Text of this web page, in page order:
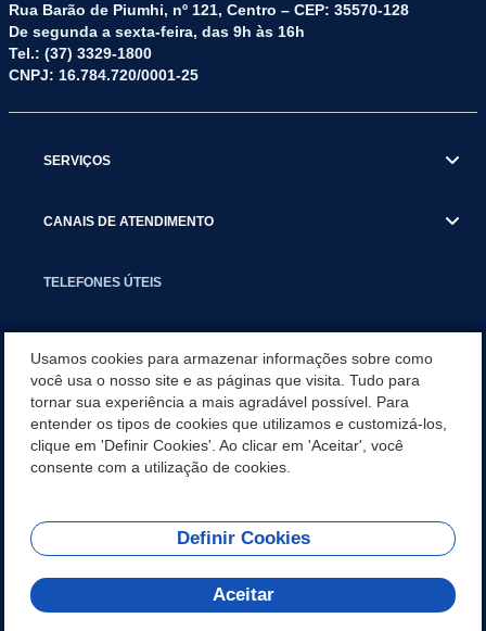
Rua Barão de Piumhi, nº 121, Centro – CEP: 35570-128
De segunda a sexta-feira, das 9h às 16h
Tel.: (37) 3329-1800
CNPJ: 16.784.720/0001-25
SERVIÇOS
CANAIS DE ATENDIMENTO
TELEFONES ÚTEIS
NOTÍCIAS
APLICATIVO
REDES SOCIAIS
Usamos cookies para armazenar informações sobre como
você usa o nosso site e as páginas que visita. Tudo para
tornar sua experiência a mais agradável possível. Para
entender os tipos de cookies que utilizamos e customizá-los,
clique em 'Definir Cookies'. Ao clicar em 'Aceitar', você
consente com a utilização de cookies.
Definir Cookies
Aceitar